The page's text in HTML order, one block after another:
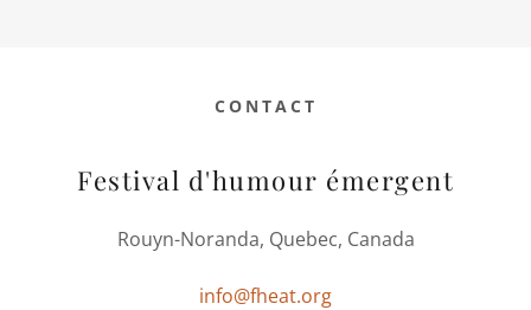
CONTACT
Festival d'humour émergent
Rouyn-Noranda, Quebec, Canada
info@fheat.org